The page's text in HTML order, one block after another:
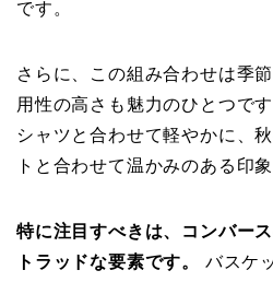
です。
さらに、この組み合わせは季
用性の高さも魅力のひとつで
シャツと合わせて軽やかに、
トと合わせて温かみのある印
特に注目すべきは、コンバー
トラッドな要素です。
バスケ